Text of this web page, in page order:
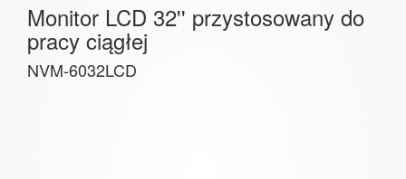
Monitor LCD 32'' przystosowany do
pracy ciągłej
NVM-6032LCD